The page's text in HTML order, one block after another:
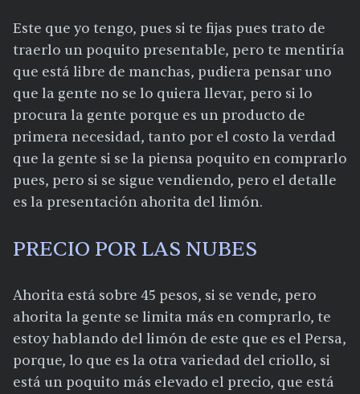
Este que yo tengo, pues si te fijas pues trato de
traerlo un poquito presentable, pero te mentiría
que está libre de manchas, pudiera pensar uno
que la gente no se lo quiera llevar, pero si lo
procura la gente porque es un producto de
primera necesidad, tanto por el costo la verdad
que la gente si se la piensa poquito en comprarlo
pues, pero si se sigue vendiendo, pero el detalle
es la presentación ahorita del limón.
PRECIO POR LAS NUBES
Ahorita está sobre 45 pesos, si se vende, pero
ahorita la gente se limita más en comprarlo, te
estoy hablando del limón de este que es el Persa,
porque, lo que es la otra variedad del criollo, si
está un poquito más elevado el precio, que está